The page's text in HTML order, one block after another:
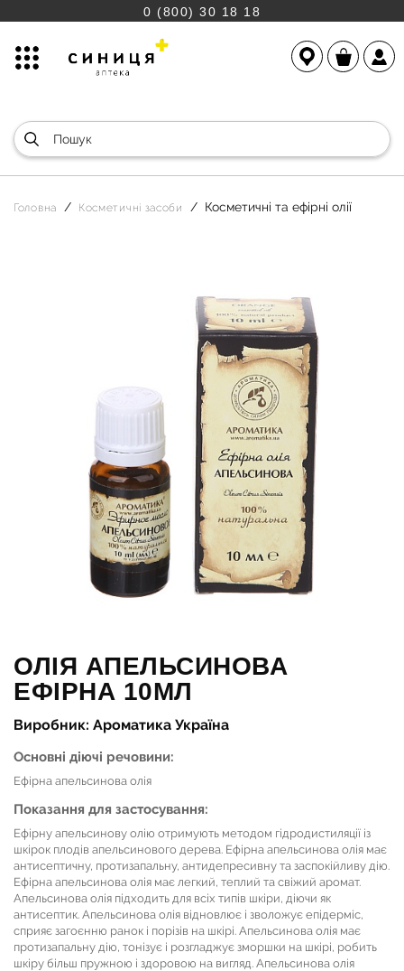
0 (800) 30 18 18
Головна Косметичні засоби Косметичні та ефірні олії
ОЛІЯ АПЕЛЬСИНОВА
ЕФІРНА 10МЛ
Виробник: Ароматика Україна
Основні діючі речовини:
Ефірна апельсинова олія
Показання для застосування:
Ефірну апельсинову олію отримують методом гідродистиляції із
шкірок плодів апельсинового дерева. Ефірна апельсинова олія має
антисептичну, протизапальну, антидепресивну та заспокійливу дію.
Ефірна апельсинова олія має легкий, теплий та свіжий аромат.
Апельсинова олія підходить для всіх типів шкіри, діючи як
антисептик. Апельсинова олія відновлює і зволожує епідерміс,
сприяє загоєнню ранок і порізів на шкірі. Апельсинова олія має
протизапальну дію, тонізує і розгладжує зморшки на шкірі, робить
шкіру більш пружною і здоровою на вигляд. Апельсинова олія